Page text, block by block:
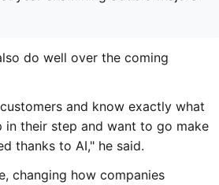
do well over the coming
and know exactly what
their step and want to go make
thanks to AI," he said.
changing how companies